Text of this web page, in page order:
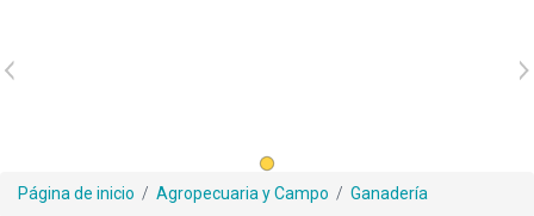
Página de inicio / Agropecuaria y Campo / Ganadería